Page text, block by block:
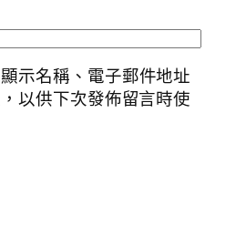
示名稱、電子郵件地址
以供下次發佈留言時使